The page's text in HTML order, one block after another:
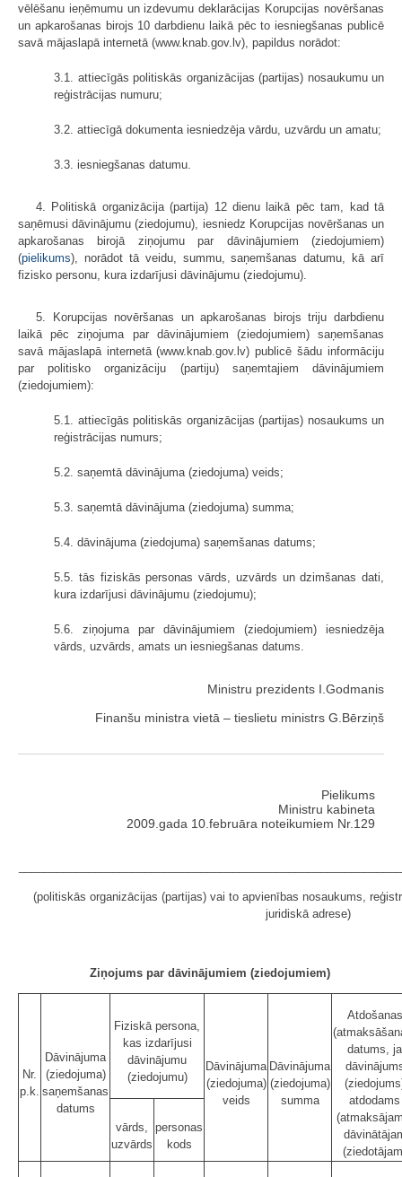
vēlēšanu ieņēmumu un izdevumu deklarācijas Korupcijas novēršanas
un apkarošanas birojs 10 darb­dienu laikā pēc to iesniegšanas publicē
savā mājaslapā internetā (www.knab.gov.lv), papildus norādot:
3.1. attiecīgās politiskās organizācijas (partijas) nosaukumu un
reģistrā­ci­jas numuru;
3.2. attiecīgā dokumenta iesniedzēja vārdu, uzvārdu un amatu;
3.3. iesniegšanas datumu.
4. Politiskā organizācija (partija) 12 dienu laikā pēc tam, kad tā
saņēmusi dāvinājumu (ziedojumu), iesniedz Korupcijas novēršanas un
apkarošanas birojā ziņojumu par dāvinājumiem (ziedojumiem)
(pielikums), norādot tā veidu, summu, saņemšanas datumu, kā arī
fizisko personu, kura izdarījusi dāvinājumu (ziedojumu).
5. Korupcijas novēršanas un apkarošanas birojs triju darbdienu
laikā pēc ziņojuma par dāvinājumiem (ziedojumiem) saņemšanas
savā mājaslapā internetā (www.knab.gov.lv) publicē šādu informāciju
par politisko organizāciju (partiju) saņemtajiem dāvinājumiem
(ziedojumiem):
5.1. attiecīgās politiskās organizācijas (partijas) nosaukums un
reģistrā­cijas numurs;
5.2. saņemtā dāvinājuma (ziedojuma) veids;
5.3. saņemtā dāvinājuma (ziedojuma) summa;
5.4. dāvinājuma (ziedojuma) saņemšanas datums;
5.5. tās fiziskās personas vārds, uzvārds un dzimšanas dati,
kura izdarījusi dāvinājumu (ziedojumu);
5.6. ziņojuma par dāvinājumiem (ziedojumiem) iesniedzēja
vārds, uzvārds, amats un iesniegšanas datums.
Ministru prezidents I.Godmanis
Finanšu ministra vietā – tieslietu ministrs G.Bērziņš
Pielikums
Ministru kabineta
2009.gada 10.februāra noteikumiem Nr.129
(politiskās organizācijas (partijas) vai to apvienības nosaukums,
juridiskā adrese)
Ziņojums par dāvinājumiem (ziedojumiem)
Nr.
p.k.
Dāvinājuma
(ziedojuma)
saņemšanas
datums
Fiziskā persona,
kas izdarījusi
dāvinājumu
(ziedojumu)
Dāvinājuma
(ziedojuma)
veids
Dāvinājuma
(ziedojuma)
summa
Atdošanas
datums, ja
atdodams
vārds,
uzvārds
personas
kods